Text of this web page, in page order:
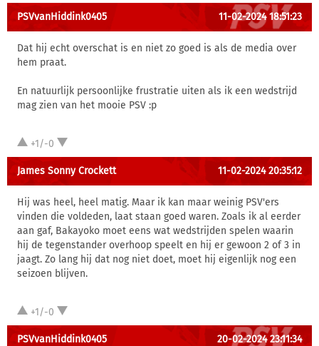
PSVvanHiddink0405 11-02-2024 18:51:23
Dat hij echt overschat is en niet zo goed is als de media over
hem praat.
En natuurlijk persoonlijke frustratie uiten als ik een wedstrijd
mag zien van het mooie PSV :p
+1/-0
James Sonny Crockett 11-02-2024 20:35:12
Hij was heel, heel matig. Maar ik kan maar weinig PSV'ers
vinden die voldeden, laat staan goed waren. Zoals ik al eerder
aan gaf, Bakayoko moet eens wat wedstrijden spelen waarin
hij de tegenstander overhoop speelt en hij er gewoon 2 of 3 in
jaagt. Zo lang hij dat nog niet doet, moet hij eigenlijk nog een
seizoen blijven.
+1/-0
PSVvanHiddink0405 20-02-2024 23:11:34